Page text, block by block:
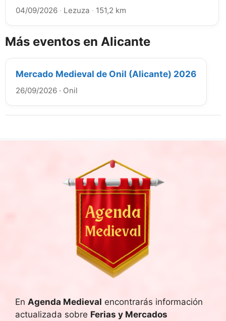
04/09/2026 · Lezuza · 151,2 km
Más eventos en Alicante
Mercado Medieval de Onil (Alicante) 2026
26/09/2026 · Onil
En Agenda Medieval encontrarás información
actualizada sobre Ferias y Mercados